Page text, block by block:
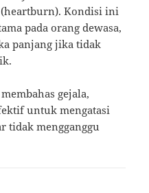
Kondisi ini
pada orang dewasa,
panjang jika tidak
gejala,
untuk mengatasi
tidak mengganggu